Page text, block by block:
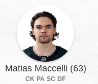
Matias Maccelli (63)
CK PA SC DF